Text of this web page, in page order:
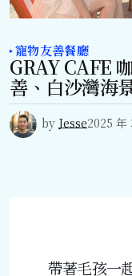
寵物友善餐廳
GRAY CAFE
善、白沙灣海
by Jesse2025 年
帶著毛孩一